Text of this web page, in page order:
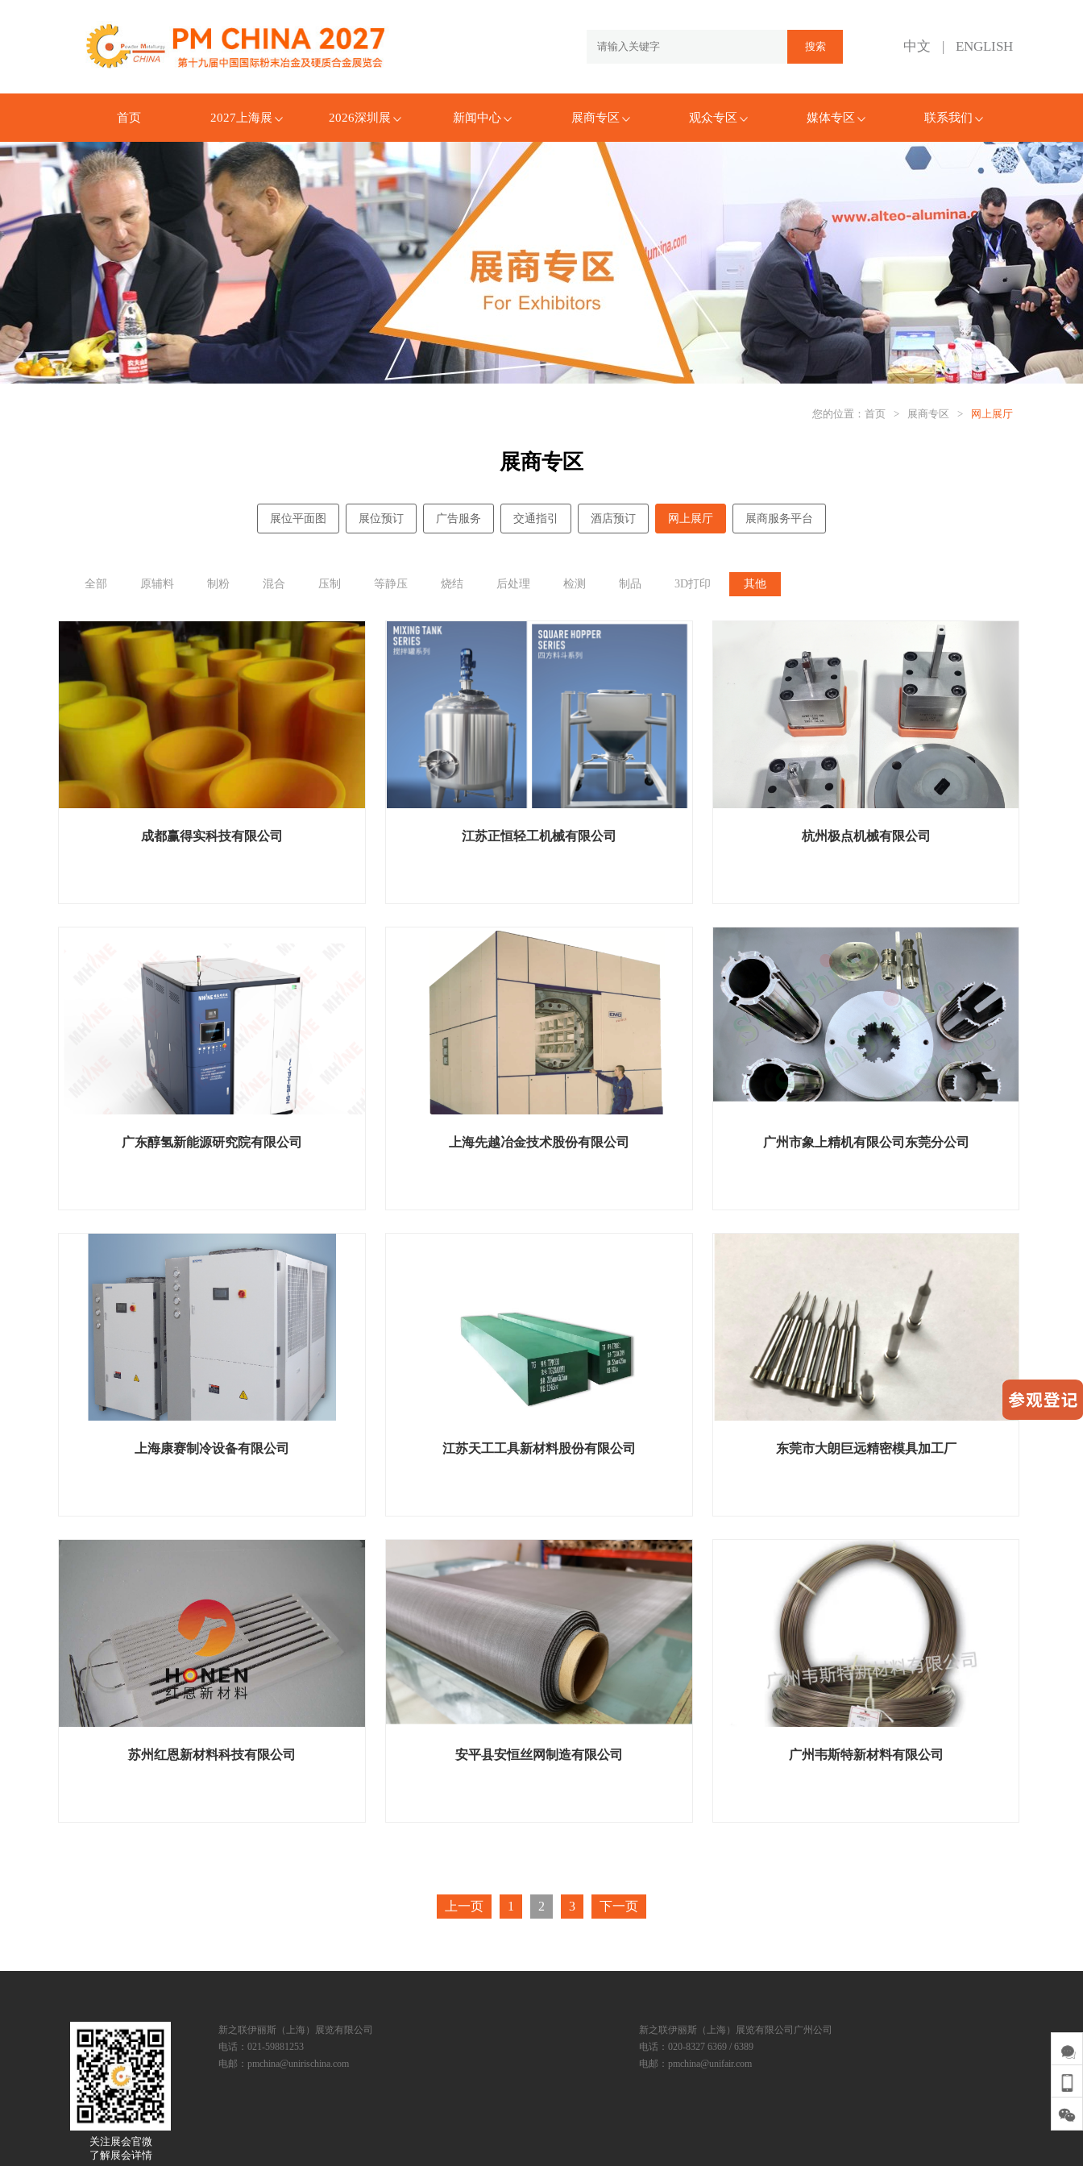
中文 | ENGLISH
首页 2027上海展 2026深圳展 新闻中心 展商专区 观众专区 媒体专区 联系我们
您的位置： 首页 > 展商专区 > 网上展厅
展商专区
展位平面图 展位预订 广告服务 交通指引 酒店预订 网上展厅 展商服务平台
全部 原辅料 制粉 混合 压制 等静压 烧结 后处理 检测 制品 3D打印 其他
成都赢得实科技有限公司 江苏正恒轻工机械有限公司 杭州极点机械有限公司
广东醇氢新能源研究院有限公司 上海先越冶金技术股份有限公司 广州市象上精机有限公司东莞分公司
上海康赛制冷设备有限公司 江苏天工工具新材料股份有限公司 东莞市大朗巨远精密模具加工厂
苏州红恩新材料科技有限公司 安平县安恒丝网制造有限公司 广州韦斯特新材料有限公司
上一页 1 2 3 下一页
关注展会官微
了解展会详情
新之联伊丽斯（上海）展览有限公司
电话：021-59881253
电邮：pmchina@unirischina.com
新之联伊丽斯（上海）展览有限公司广州公司
电话：020-8327 6369 / 6389
电邮：pmchina@unifair.com